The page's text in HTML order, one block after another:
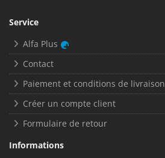
Service
Alfa Plus
Contact
Paiement et conditions de livraison
Créer un compte client
Formulaire de retour
Informations